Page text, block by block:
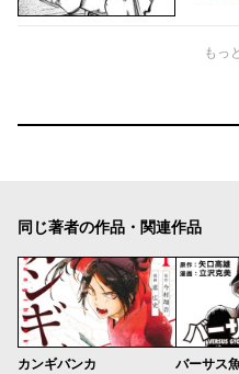
もっ
同じ著者の作品・関連作品
カンギバンカ バーサス